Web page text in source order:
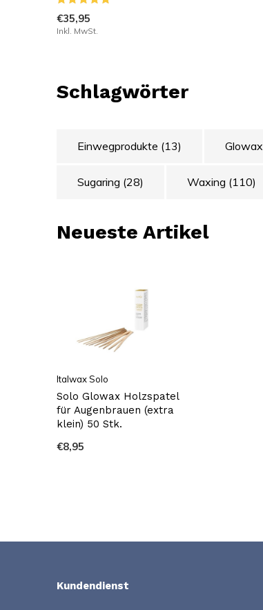
€35,95
Inkl. MwSt.
Schlagwörter
Einwegprodukte (13) Glowax
Sugaring (28) Waxing (110)
Neueste Artikel
Italwax Solo
Solo Glowax Holzspatel
für Augenbrauen (extra
klein) 50 Stk.
€8,95
Kundendienst